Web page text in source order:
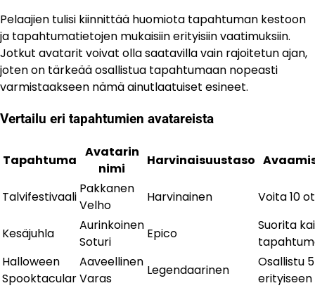
Pelaajien tulisi kiinnittää huomiota tapahtuman kestoon
ja tapahtumatietojen mukaisiin erityisiin vaatimuksiin.
Jotkut avatarit voivat olla saatavilla vain rajoitetun ajan,
joten on tärkeää osallistua tapahtumaan nopeasti
varmistaakseen nämä ainutlaatuiset esineet.
Vertailu eri tapahtumien avatareista
Tapahtuma
Avatarin
nimi
Harvinaisuustaso
Talvifestivaali
Pakkanen
Velho
Harvinainen Voita 10
Kesäjuhla
Aurinkoinen
Soturi
Epico
Suorita
Halloween
Spooktacular
Aaveellinen
Varas
Legendaarinen
Osallistu 5